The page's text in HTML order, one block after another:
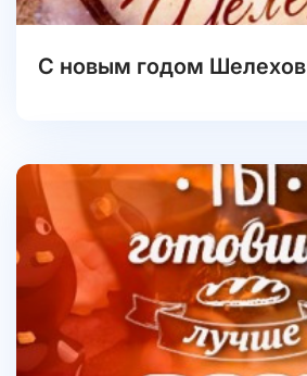
С новым годом Шелехов